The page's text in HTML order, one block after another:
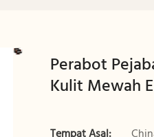
Perabot
Kulit Mewah